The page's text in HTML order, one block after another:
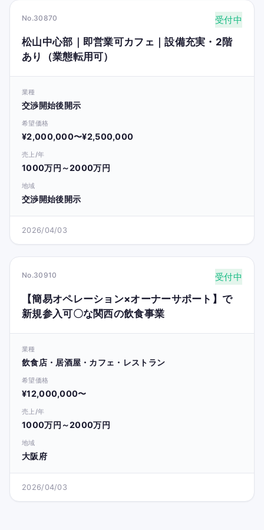
No.30870 受付中
松山中心部｜即営業可カフェ｜設備充実・2階
あり（業態転用可）
業種
交渉開始後開示
希望価格
¥2,000,000〜¥2,500,000
売上/年
1000万円～2000万円
地域
交渉開始後開示
2026/04/03
No.30910 受付中
【簡易オペレーション×オーナーサポート】で
新規参入可〇な関西の飲食事業
業種
飲食店・居酒屋・カフェ・レストラン
希望価格
¥12,000,000〜
売上/年
1000万円～2000万円
地域
大阪府
2026/04/03